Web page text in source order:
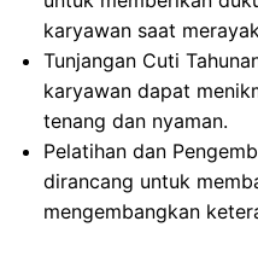
karyawan saat
Tunjangan Cuti
karyawan dapat
tenang dan nyaman.
Pelatihan dan
dirancang untuk
mengembangkan